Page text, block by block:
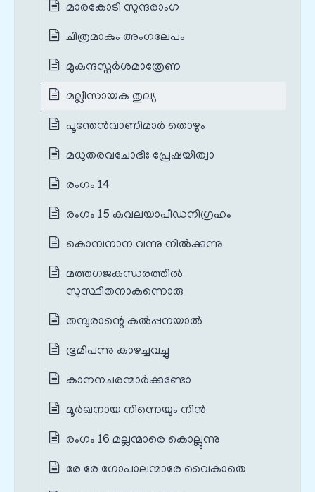
മാരകോടി സുന്ദരാംഗ
ചിത്രമാകും അംഗലേപം
മുകുന്ദസ്പർശമാത്രേണ
മല്ലീസായക തുല്യ
പൂന്തേൻവാണിമാർ തൊഴും
മധുതരവചോഭിഃ പ്രേഷയിത്വാ
രംഗം 14
രംഗം 15 കുവലയാപീഡനിഗ്രഹം
കൊമ്പനാന വന്നു നിൽക്കുന്നു
മത്തഗജകന്ധരത്തിൽ
സുസ്ഥിതനാകുന്നൊരു
തമ്പുരാന്റെ കൽപ്പനയാൽ
ഭൂമിപന്നു കാഴച്ചവച്ചു
കാനനചരന്മാർക്കുണ്ടോ
മൂർഖനായ നിന്നെയും നിൻ
രംഗം 16 മല്ലന്മാരെ കൊല്ലുന്നു
രേ രേ ഗോപാലന്മാരേ വൈകാതെ